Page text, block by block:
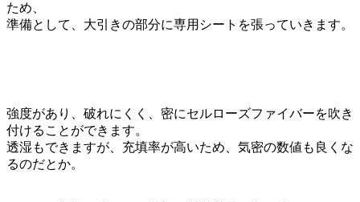
ため、
準備として、大引きの部分に専用シートを張っていきます。
強度があり、破れにくく、密にセルローズファイバーを吹き
付けることができます。
透湿もできますが、充填率が高いため、気密の数値も良くな
るのだとか。